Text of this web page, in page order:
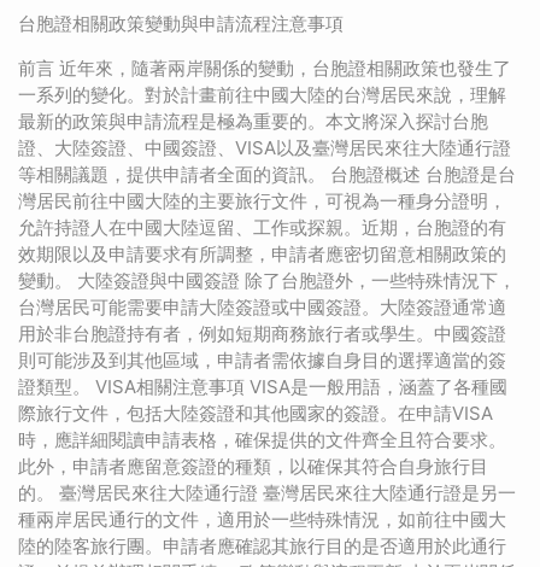
台胞證相關政策變動與申請流程注意事項
前言 近年來，隨著兩岸關係的變動，台胞證相關政策也發生了
一系列的變化。對於計畫前往中國大陸的台灣居民來說，理解
最新的政策與申請流程是極為重要的。本文將深入探討台胞
證、大陸簽證、中國簽證、VISA以及臺灣居民來往大陸通行證
等相關議題，提供申請者全面的資訊。 台胞證概述 台胞證是台
灣居民前往中國大陸的主要旅行文件，可視為一種身分證明，
允許持證人在中國大陸逗留、工作或探親。近期，台胞證的有
效期限以及申請要求有所調整，申請者應密切留意相關政策的
變動。 大陸簽證與中國簽證 除了台胞證外，一些特殊情況下，
台灣居民可能需要申請大陸簽證或中國簽證。大陸簽證通常適
用於非台胞證持有者，例如短期商務旅行者或學生。中國簽證
則可能涉及到其他區域，申請者需依據自身目的選擇適當的簽
證類型。 VISA相關注意事項 VISA是一般用語，涵蓋了各種國
際旅行文件，包括大陸簽證和其他國家的簽證。在申請VISA
時，應詳細閱讀申請表格，確保提供的文件齊全且符合要求。
此外，申請者應留意簽證的種類，以確保其符合自身旅行目
的。 臺灣居民來往大陸通行證 臺灣居民來往大陸通行證是另一
種兩岸居民通行的文件，適用於一些特殊情況，如前往中國大
陸的陸客旅行團。申請者應確認其旅行目的是否適用於此通行